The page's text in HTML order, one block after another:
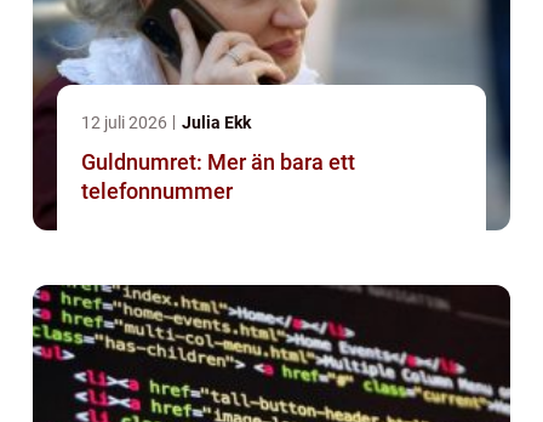
12 juli 2026 Julia Ekk
Guldnumret: Mer än bara ett
telefonnummer